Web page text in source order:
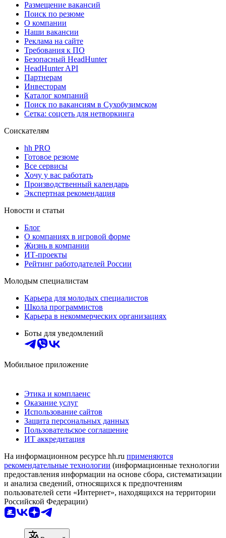
Размещение вакансий
Поиск по резюме
О компании
Наши вакансии
Реклама на сайте
Требования к ПО
Безопасный HeadHunter
HeadHunter API
Партнерам
Инвесторам
Каталог компаний
Поиск по вакансиям в Сухобузимском
Сетка: соцсеть для нетворкинга
Соискателям
hh PRO
Готовое резюме
Все сервисы
Хочу у вас работать
Производственный календарь
Экспертная рекомендация
Новости и статьи
Блог
О компаниях в игровой форме
Жизнь в компании
ИТ-проекты
Рейтинг работодателей России
Молодым специалистам
Карьера для молодых специалистов
Школа программистов
Карьера в некоммерческих организациях
Боты для уведомлений
Мобильное приложение
Этика и комплаенс
Оказание услуг
Использование сайтов
Защита персональных данных
Пользовательское соглашение
ИТ аккредитация
На информационном ресурсе hh.ru применяются
рекомендательные технологии (информационные технологии
предоставления информации на основе сбора, систематизации
и анализа сведений, относящихся к предпочтениям
пользователей сети «Интернет», находящихся на территории
Российской Федерации)